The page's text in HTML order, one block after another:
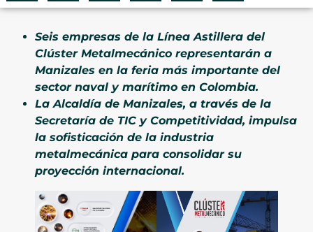
Seis empresas de la Línea Astillera del
Clúster Metalmecánico representarán a
Manizales en la feria más importante del
sector naval y marítimo en Colombia.
La Alcaldía de Manizales, a través de la
Secretaría de TIC y Competitividad, impulsa
la sofisticación de la industria
metalmecánica para consolidar su
proyección internacional.